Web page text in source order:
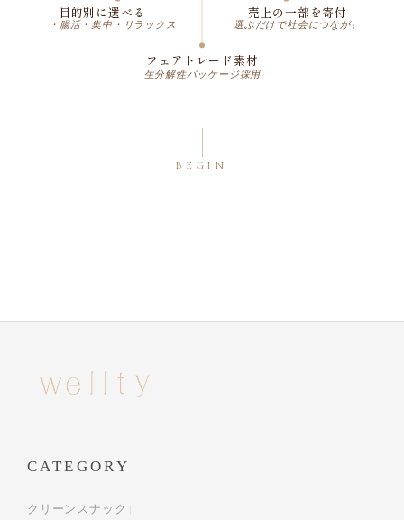
目的別に選べる
美肌・腸活・集中・リラックス
フェアトレード素材
生分解性パッケージ採用
売上の一部を寄付
選ぶだけで社会につながる
BEGIN
CATEGORY
クリーンスナック